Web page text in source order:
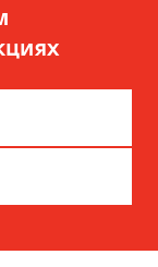
Бровары